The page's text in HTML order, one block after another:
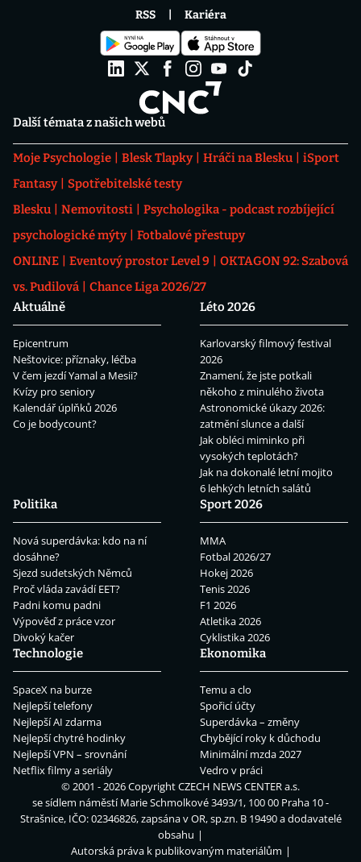
Další témata z našich webů
Moje Psychologie Blesk Tlapky Hráči na Blesku
iSport
Fantasy
Spotřebitelské testy
Blesku
Nemovitosti
Psychologika - podcast rozbíjející
psychologické mýty
Fotbalové přestupy
ONLINE
Eventový prostor Level 9
OKTAGON 92: Szabová
vs. Pudilová
Chance Liga 2026/27
Aktuálně
Epicentrum
Neštovice: příznaky, léčba
V čem jezdí Yamal a Mesii?
Kvízy pro seniory
Kalendář úplňků 2026
Co je bodycount?
Léto 2026
Karlovarský filmový festival
2026
Znamení, že jste potkali
někoho z minulého života
Astronomické úkazy 2026:
zatmění slunce a další
Jak obléci miminko při
vysokých teplotách?
Jak na dokonalé letní mojito
6 lehkých letních salátů
Politika
Nová superdávka: kdo na ní
dosáhne?
Sjezd sudetských Němců
Proč vláda zavádí EET?
Padni komu padni
Výpověď z práce vzor
Divoký kačer
Sport 2026
MMA
Fotbal 2026/27
Hokej 2026
Tenis 2026
F1 2026
Atletika 2026
Cyklistika 2026
Technologie
SpaceX na burze
Nejlepší telefony
Nejlepší AI zdarma
Nejlepší chytré hodinky
Nejlepší VPN – srovnání
Netflix filmy a seriály
Ekonomika
Temu a clo
Spořicí účty
Superdávka – změny
Chybějící roky k důchodu
Minimální mzda 2027
Vedro v práci
RSS Kariéra
© 2001 - 2026 CopyrightCZECH NEWS CENTER a.s.
se sídlem náměstí Marie Schmolkové 3493/1, 100 00 Praha 10 -
Strašnice, IČO: 02346826, zapsána v OR, sp.zn. B 19490 a dodavatelé
obsahu
Autorská práva k publikovaným materiálům